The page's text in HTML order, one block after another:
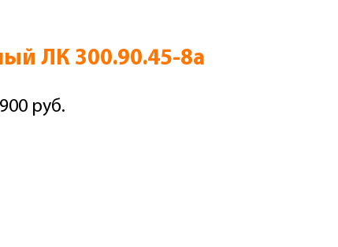
ЛК 300.90.45-8а
руб.